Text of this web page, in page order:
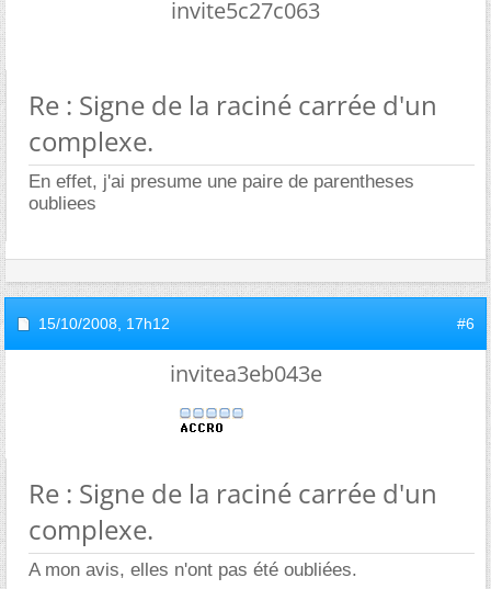
invite5c27c063
Re : Signe de la raciné carrée d'un
complexe.
En effet, j'ai presume une paire de parentheses
oubliees
15/10/2008, 17h12 #6
invitea3eb043e
Re : Signe de la raciné carrée d'un
complexe.
A mon avis, elles n'ont pas été oubliées.